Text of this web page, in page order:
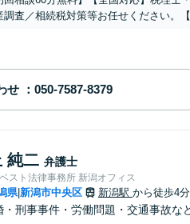
調査／相続税対策等お任せください。
せ
純二 弁護士
スト法律事務所 新潟オフィス
県|新潟市中央区 新潟駅 から徒歩4分
・刑事事件・労働問題・交通事故